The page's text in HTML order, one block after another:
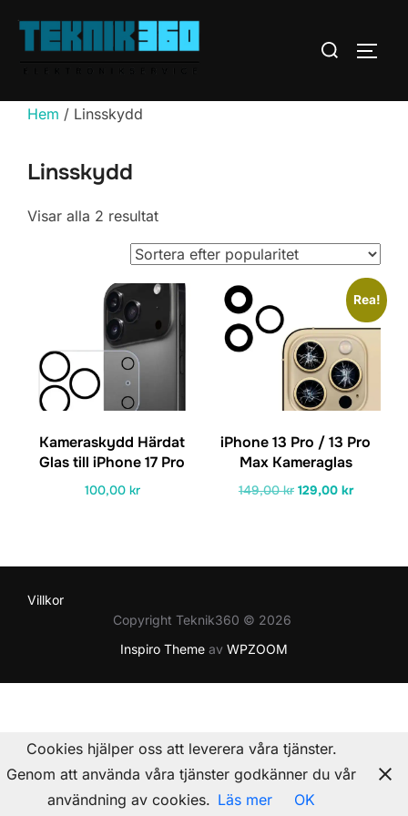
Sök
Hem / Linsskydd
Linsskydd
Visar alla 2 resultatSortera
efter
popularitet
Kameraskydd Härdat
Glas till iPhone 17 Pro
100,00 kr
Rea!
iPhone 13 Pro / 13 Pro
Max Kameraglas
149,00kr Det
129,00 krDet
Villkor
Copyright Teknik360 © 2026
Inspiro Theme av WPZOOM
Cookies hjälper oss att leverera våra tjänster.
Genom att använda våra tjänster godkänner du vår
användning av cookies. Läs mer OK